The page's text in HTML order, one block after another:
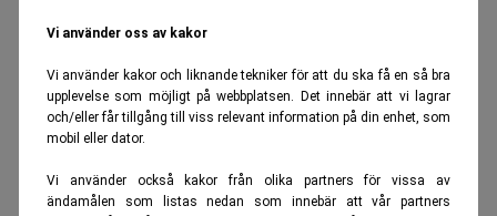
Vi använder oss av kakor
Vi använder kakor och liknande tekniker för att du ska få en så bra
upplevelse som möjligt på webbplatsen. Det innebär att vi lagrar
och/eller får tillgång till viss relevant information på din enhet, som
mobil eller dator.
Vi använder också kakor från olika partners för vissa av
ändamålen som listas nedan som innebär att vår partners